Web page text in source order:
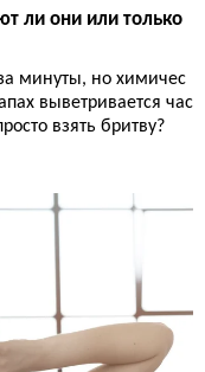
ли они или только
минуты, но химичес
выветривается час
взять бритву?